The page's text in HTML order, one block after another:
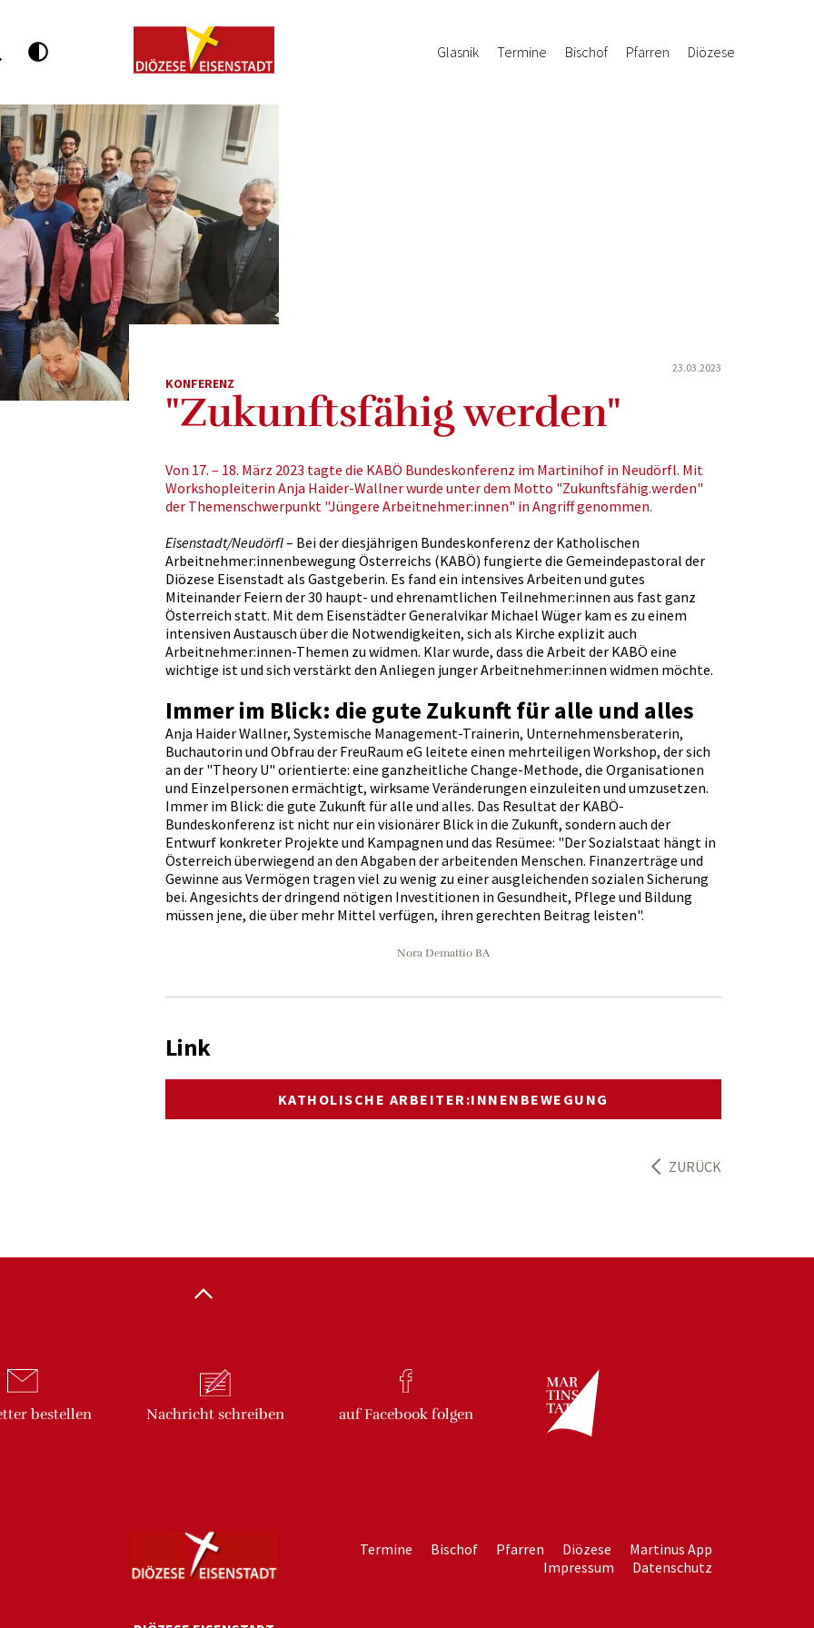
Glasnik Termine Bischof Pfarren Diözese
23.03.2023
KONFERENZ
"Zukunftsfähig werden"
Von 17. – 18. März 2023 tagte die KABÖ Bundeskonferenz im Martinihof in Neudörfl. Mit
Workshopleiterin Anja Haider-Wallner wurde unter dem Motto "Zukunftsfähig.werden"
der Themenschwerpunkt "Jüngere Arbeitnehmer:innen" in Angriff genommen.
Eisenstadt/Neudörfl– Bei der diesjährigen Bundeskonferenz der Katholischen
Arbeitnehmer:innenbewegung Österreichs (KABÖ) fungierte die Gemeindepastoral der
Diözese Eisenstadt als Gastgeberin. Es fand ein intensives Arbeiten und gutes
Miteinander Feiern der 30 haupt- und ehrenamtlichen Teilnehmer:innen aus fast ganz
Österreich statt. Mit dem Eisenstädter Generalvikar Michael Wüger kam es zu einem
intensiven Austausch über die Notwendigkeiten, sich als Kirche explizit auch
Arbeitnehmer:innen-Themen zu widmen. Klar wurde, dass die Arbeit der KABÖ eine
wichtige ist und sich verstärkt den Anliegen junger Arbeitnehmer:innen widmen möchte.
Immer im Blick: die gute Zukunft für alle und alles
Anja Haider Wallner, Systemische Management-Trainerin, Unternehmensberaterin,
Buchautorin und Obfrau der FreuRaum eG leitete einen mehrteiligen Workshop, der sich
an der "Theory U" orientierte: eine ganzheitliche Change-Methode, die Organisationen
und Einzelpersonen ermächtigt, wirksame Veränderungen einzuleiten und umzusetzen.
Immer im Blick: die gute Zukunft für alle und alles. Das Resultat der KABÖ-
Bundeskonferenz ist nicht nur ein visionärer Blick in die Zukunft, sondern auch der
Entwurf konkreter Projekte und Kampagnen und das Resümee: "Der Sozialstaat hängt in
Österreich überwiegend an den Abgaben der arbeitenden Menschen. Finanzerträge und
Gewinne aus Vermögen tragen viel zu wenig zu einer ausgleichenden sozialen Sicherung
bei. Angesichts der dringend nötigen Investitionen in Gesundheit, Pflege und Bildung
müssen jene, die über mehr Mittel verfügen, ihren gerechten Beitrag leisten".
Nora Demattio BA
Link
KATHOLISCHE ARBEITER:INNENBEWEGUNG
ZURÜCK
bestellen Nachricht schreiben auf Facebook folgen
Termine Bischof Pfarren Diözese
Martinus App
Impressum
Datenschutz